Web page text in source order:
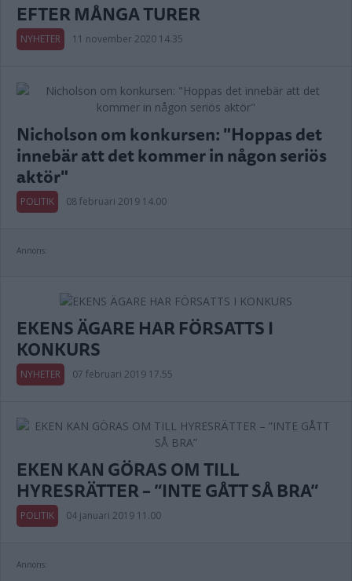
EFTER MÅNGA TURER
NYHETER 11 november 2020 14.35
Nicholson om konkursen: "Hoppas det
innebär att det kommer in någon seriös
aktör"
POLITIK 08 februari 2019 14.00
Annons:
EKENS ÄGARE HAR FÖRSATTS I
KONKURS
NYHETER 07 februari 2019 17.55
EKEN KAN GÖRAS OM TILL
HYRESRÄTTER – ”INTE GÅTT SÅ BRA”
POLITIK 04 januari 2019 11.00
Annons: